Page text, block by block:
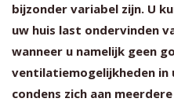
bijzonder variabel zijn. U
uw huis last ondervinden
wanneer u namelijk geen
ventilatiemogelijkheden in
condens zich aan